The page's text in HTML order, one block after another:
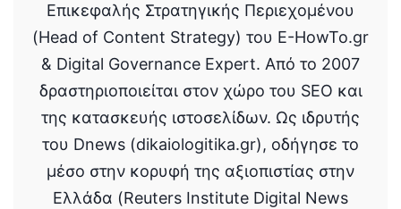
Επικεφαλής Στρατηγικής Περιεχομένου
(Head of Content Strategy) του E-HowTo.gr
& Digital Governance Expert. Από το 2007
δραστηριοποιείται στον χώρο του SEO και
της κατασκευής ιστοσελίδων. Ως ιδρυτής
του Dnews (dikaiologitika.gr), οδήγησε το
μέσο στην κορυφή της αξιοπιστίας στην
Ελλάδα (Reuters Institute Digital News